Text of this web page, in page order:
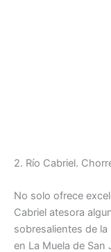
2. Río Cabriel.
No solo ofrece
Cabriel atesora
sobresalientes de
en La Muela de